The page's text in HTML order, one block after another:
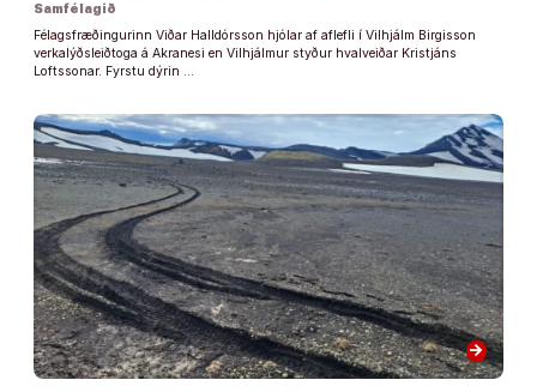
Samfélagið
Félagsfræðingurinn Viðar Halldórsson hjólar af aflefli í Vilhjálm Birgisson
verkalýðsleiðtoga á Akranesi en Vilhjálmur styður hvalveiðar Kristjáns
Loftssonar. Fyrstu dýrin …
arrow_forward